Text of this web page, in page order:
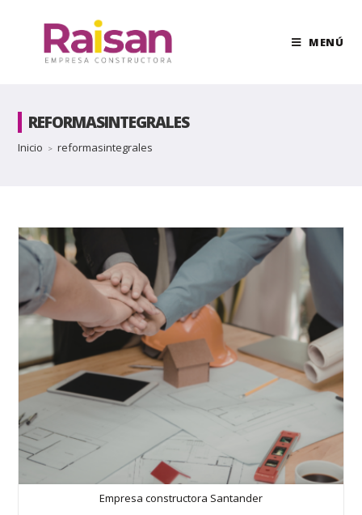
MENÚ
REFORMASINTEGRALES
Inicio > reformasintegrales
Empresa constructora Santander